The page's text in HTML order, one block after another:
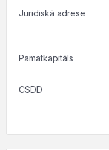
Juridiskā adrese
Pamatkapitāls
CSDD